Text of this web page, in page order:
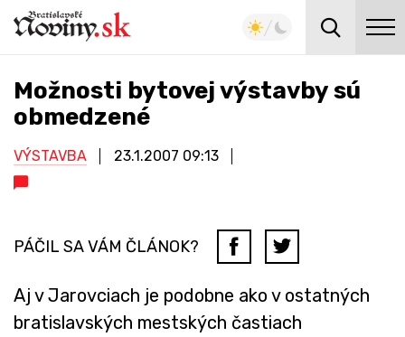
Možnosti bytovej výstavby sú
obmedzené
VÝSTAVBA 23.1.2007 09:13
PÁČIL SA VÁM ČLÁNOK?
Aj v Jarovciach je podobne ako v ostatných
bratislavských mestských častiach